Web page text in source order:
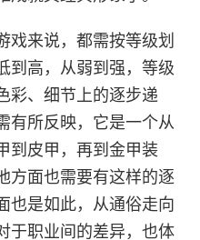
戏来说，都需按等级划
到高，从弱到强，等级
彩、细节上的逐步递
有所反映，它是一个从
到皮甲，再到金甲装
方面也需要有这样的逐
也是如此，从通俗走向
于职业间的差异，也体